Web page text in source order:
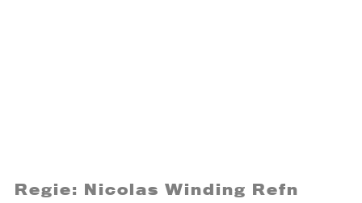
Regie: Nicolas Winding Refn